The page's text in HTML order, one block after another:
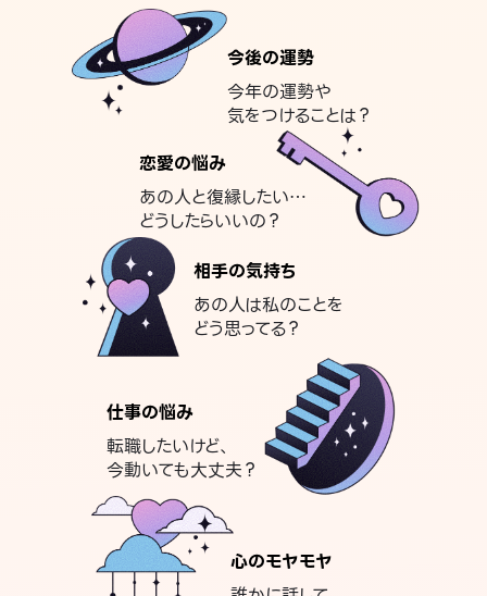
今後の運勢
今年の運勢や
気をつけることは？
恋愛の悩み
あの人と復縁したい…
どうしたらいいの？
相手の気持ち
あの人は私のことを
どう思ってる？
仕事の悩み
転職したいけど、
今動いても大丈夫？
心のモヤモヤ